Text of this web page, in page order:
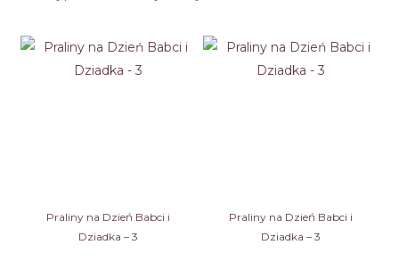
Praliny na Dzień Babci i
Dziadka – 3
Praliny na Dzień Babci i
Dziadka – 3